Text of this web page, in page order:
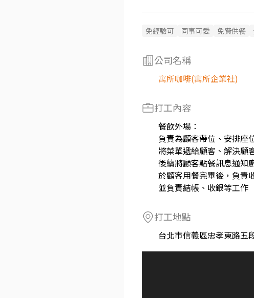
免經驗可 同事可愛 免費供餐
公司名稱
寓所咖啡(寓所企業社)
打工內容
餐飲外場：
負責為顧客帶位、安排座
將菜單遞給顧客、解決顧
後續將顧客點餐訊息通知
於顧客用餐完畢後，負責
並負責結帳、收銀等工作
打工地點
台北市信義區忠孝東路五